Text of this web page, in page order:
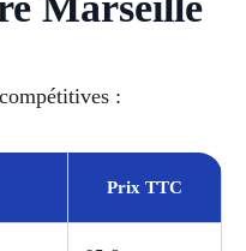
:
Prix TTC